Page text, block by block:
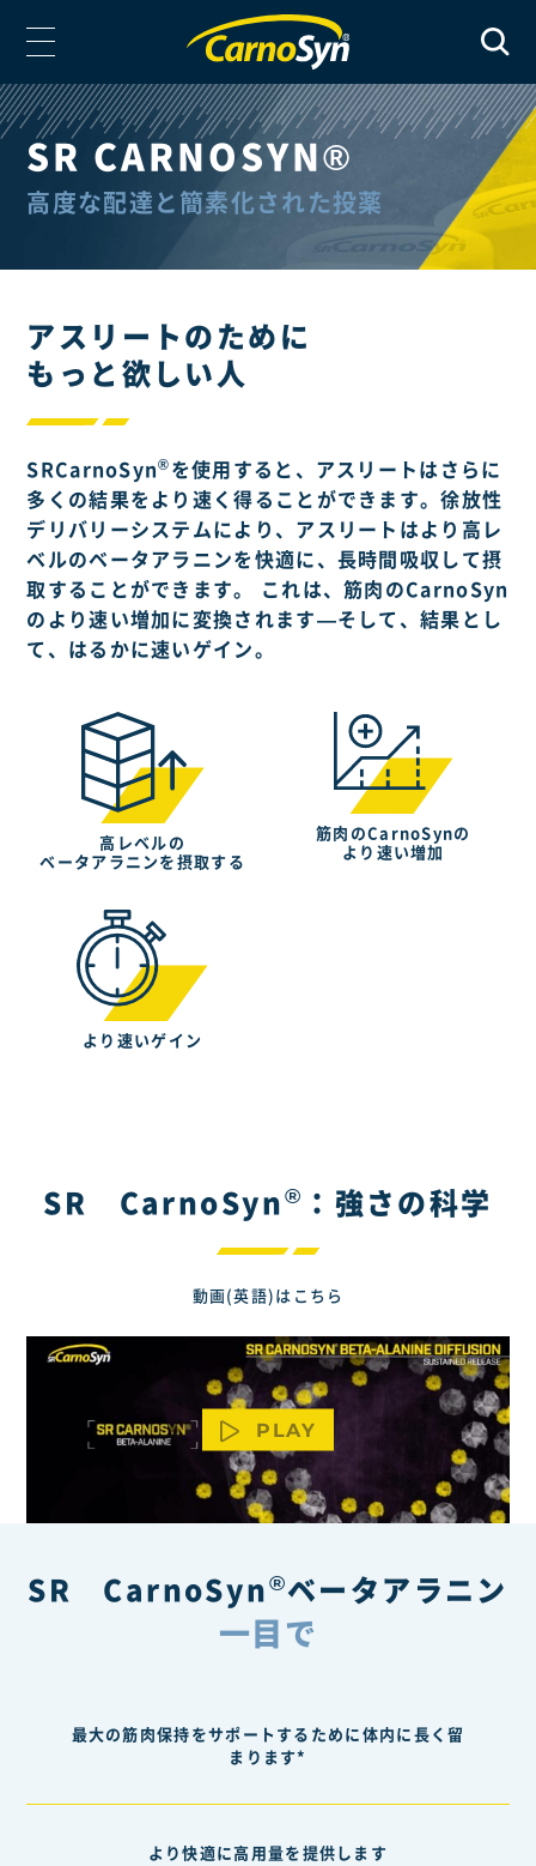
SR CARNOSYN®
高度な配達と簡素化された投薬
アスリートのために
もっと欲しい人
SRCarnoSyn®を使用すると、アスリートはさらに
多くの結果をより速く得ることができます。徐放性
デリバリーシステムにより、アスリートはより高レ
ベルのベータアラニンを快適に、長時間吸収して摂
取することができます。 これは、筋肉のCarnoSyn
のより速い増加に変換されます—そして、結果とし
て、はるかに速いゲイン。
高レベルの
ベータアラニンを摂取する
筋肉のCarnoSynの
より速い増加
より速いゲイン
SR CarnoSyn® ：強さの科学
動画(英語)はこちら
PLAY
SR CarnoSyn®ベータアラニン
一目で
最大の筋肉保持をサポートするために体内に長く留
まります*
より快適に高用量を提供します